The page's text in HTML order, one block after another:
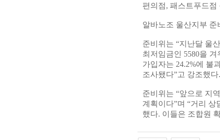
편의점, 패스트푸드
알바노조 울산지부
준비위는 “지난달 울
최저임금인 5580을
가입자는 24.2%에 불
조사됐다”고 강조했다.
준비위는 “앞으로 지
계획이다”며 “거리
했다. 이들은 조합원